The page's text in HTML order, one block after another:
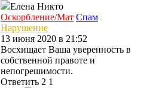
Елена Никто
Оскорбление/Мат Спам
Нарушение
13 июня 2020 в 21:52
Восхищает Ваша уверенность в
собственной правоте и
непогрешимости.
Ответить 2 1